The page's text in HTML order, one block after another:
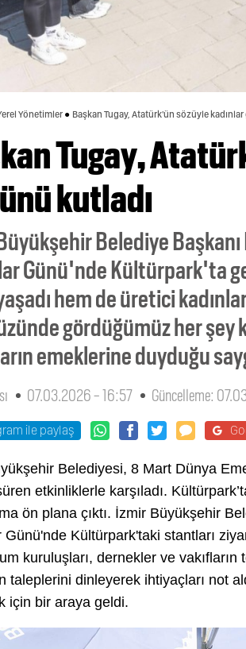
Yönetimler Başkan Tugay, Atatürk'ün sözüyle
Tugay,
kutladı
Belediye
Günü'nde Kültürpark'ta
hem de üretici
gördüğümüz her şey
emeklerine duyduğu
07.03.2026 - 16:57 Güncelleme:
ile paylaş
Belediyesi, 8 Mart Dünya
etkinliklerle karşıladı.
ön plana çıktı. İzmir Büyükşehir
Günü'nde Kültürpark'taki stantları
kuruluşları, dernekler ve
taleplerini dinleyerek ihtiyaçları not
için bir araya geldi.